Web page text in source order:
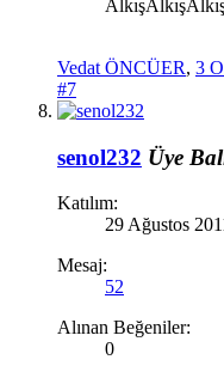
Vedat ÖNCÜER, 3
#7
senol232 Üye
Katılım:
29 Ağustos
Mesaj:
52
Alınan Beğeniler:
0